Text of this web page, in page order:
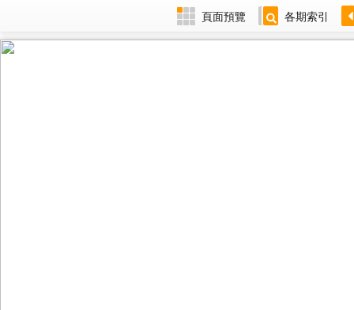
頁面預覽 各期索引